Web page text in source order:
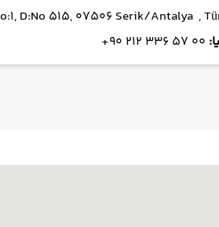
D:No 515, 07506 Serik/Antalya ,